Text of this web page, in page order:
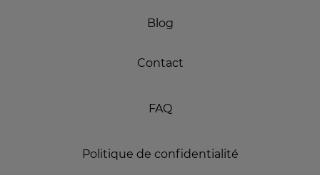
Blog
Contact
FAQ
Politique de confidentialité